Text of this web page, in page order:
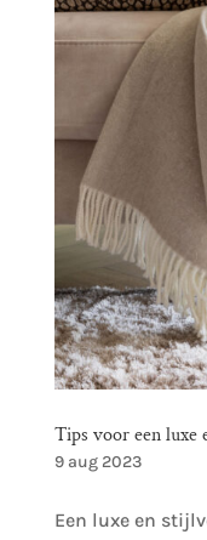
Tips voor een
9 aug 2023
Een luxe en